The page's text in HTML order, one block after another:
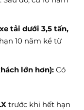
tải dưới 3,5 tấn,
10 năm kể từ
lớn hơn):Có
trước khi hết hạn